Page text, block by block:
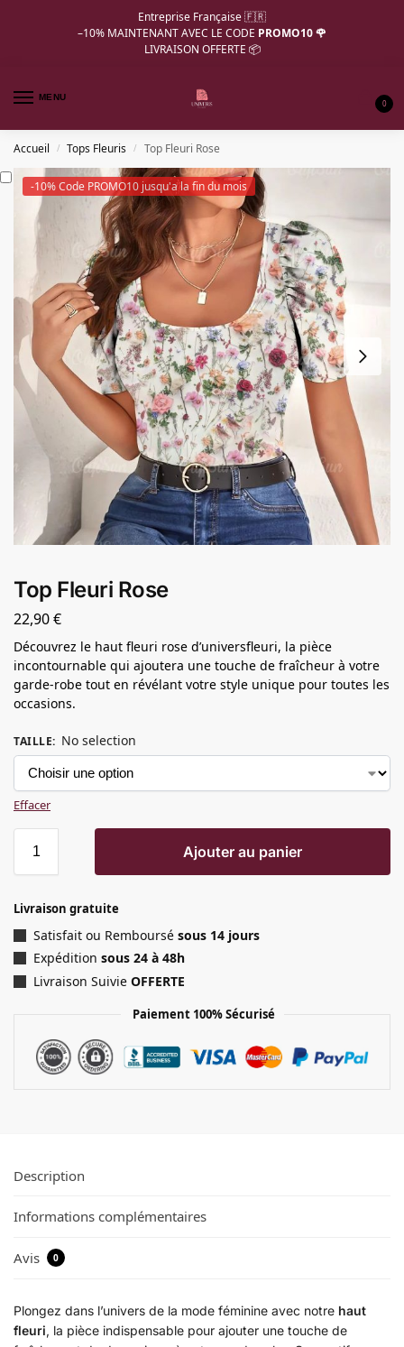
Entreprise Française 🇫🇷
–10% MAINTENANT AVEC LE CODE PROMO10 🌹
LIVRAISON OFFERTE 📦
MENU
0
Accueil / Tops Fleuris / Top Fleuri Rose
-10% Code PROMO10 jusqu'a la fin du mois
Top Fleuri Rose
22,90€
Découvrez le haut fleuri rose d’universfleuri, la pièce
incontournable qui ajoutera une touche de fraîcheur à votre
garde-robe tout en révélant votre style unique pour toutes les
occasions.
TAILLE: No selection
Effacer
Ajouter au panier
Livraison gratuite
Satisfait ou Remboursé sous 14 jours
Expédition sous 24 à 48h
Livraison Suivie OFFERTE
Paiement 100% Sécurisé
Description
Informations complémentaires
Avis 0
Plongez dans l’univers de la mode féminine avec notre haut
fleuri, la pièce indispensable pour ajouter une touche de